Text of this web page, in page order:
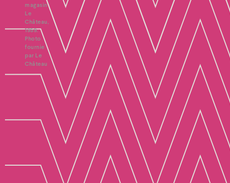
magasin
Le
Château,
1959.
Photo
fournie
par Le
Château